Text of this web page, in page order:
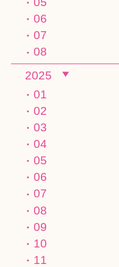
06
07
08
2025
01
02
03
04
05
06
07
08
09
10
11